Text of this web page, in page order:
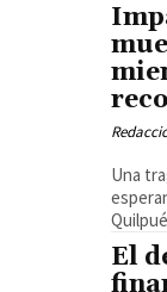
Una
El